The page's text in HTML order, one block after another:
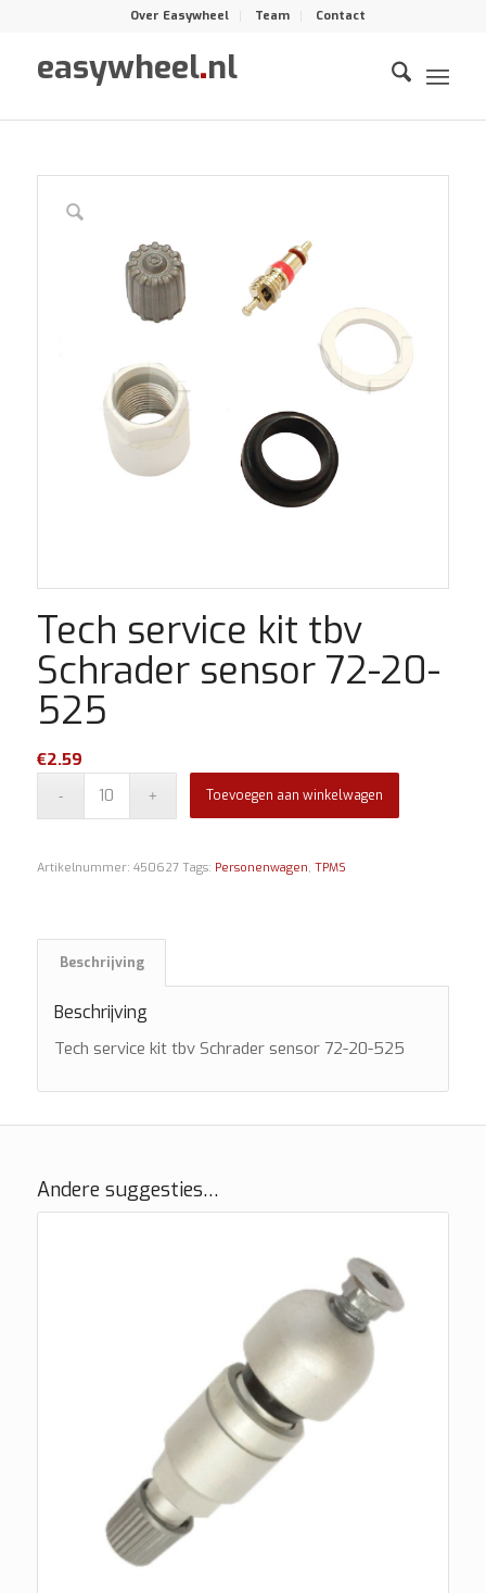
Over Easywheel Team Contact
easywheel.nl
Tech service kit tbv
Schrader sensor 72-20-
525
€2.59
Toevoegen aan winkelwagen
Artikelnummer: 450627 Tags: Personenwagen, TPMS
Beschrijving
Beschrijving
Tech service kit tbv Schrader sensor 72-20-525
Andere suggesties…